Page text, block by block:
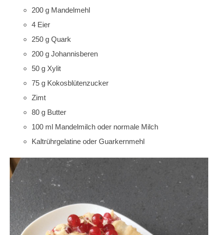
200 g Mandelmehl
4 Eier
250 g Quark
200 g Johannisberen
50 g Xylit
75 g Kokosblütenzucker
Zimt
80 g Butter
100 ml Mandelmilch oder normale Milch
Kaltrührgelatine oder Guarkernmehl